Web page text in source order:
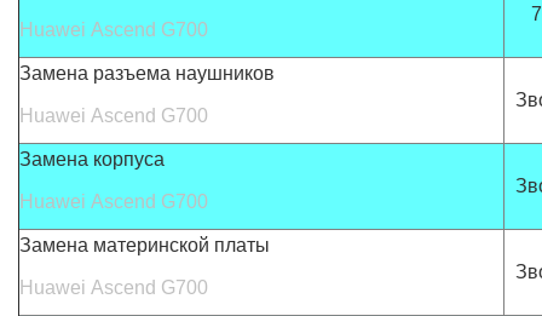
Huawei Ascend G700
Замена разъема наушников
Huawei Ascend G700
Замена корпуса
Huawei Ascend G700
Замена материнской платы
Huawei Ascend G700